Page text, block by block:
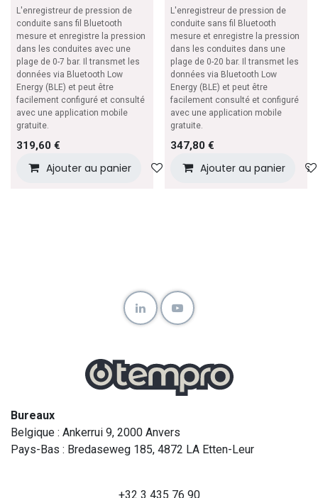
L'enregistreur de pression de
conduite sans fil Bluetooth
mesure et enregistre la pression
dans les conduites avec une
plage de 0-7 bar. Il transmet les
données via Bluetooth Low
Energy (BLE) et peut être
facilement configuré et consulté
avec une application mobile
gratuite.
319,60 €
Ajouter au panier Ajouter à la liste de souhaits
L'enregistreur de pression de
conduite sans fil Bluetooth
mesure et enregistre la pression
dans les conduites dans une
plage de 0-20 bar. Il transmet les
données via Bluetooth Low
Energy (BLE) et peut être
facilement consulté et configuré
avec une application mobile
gratuite.
347,80€
Ajouter au panier
Bureaux
Belgique : Ankerrui 9, 2000 Anvers
Pays-Bas : Bredaseweg 185, 4872 LA Etten-Leur
+32 3 435 76 90